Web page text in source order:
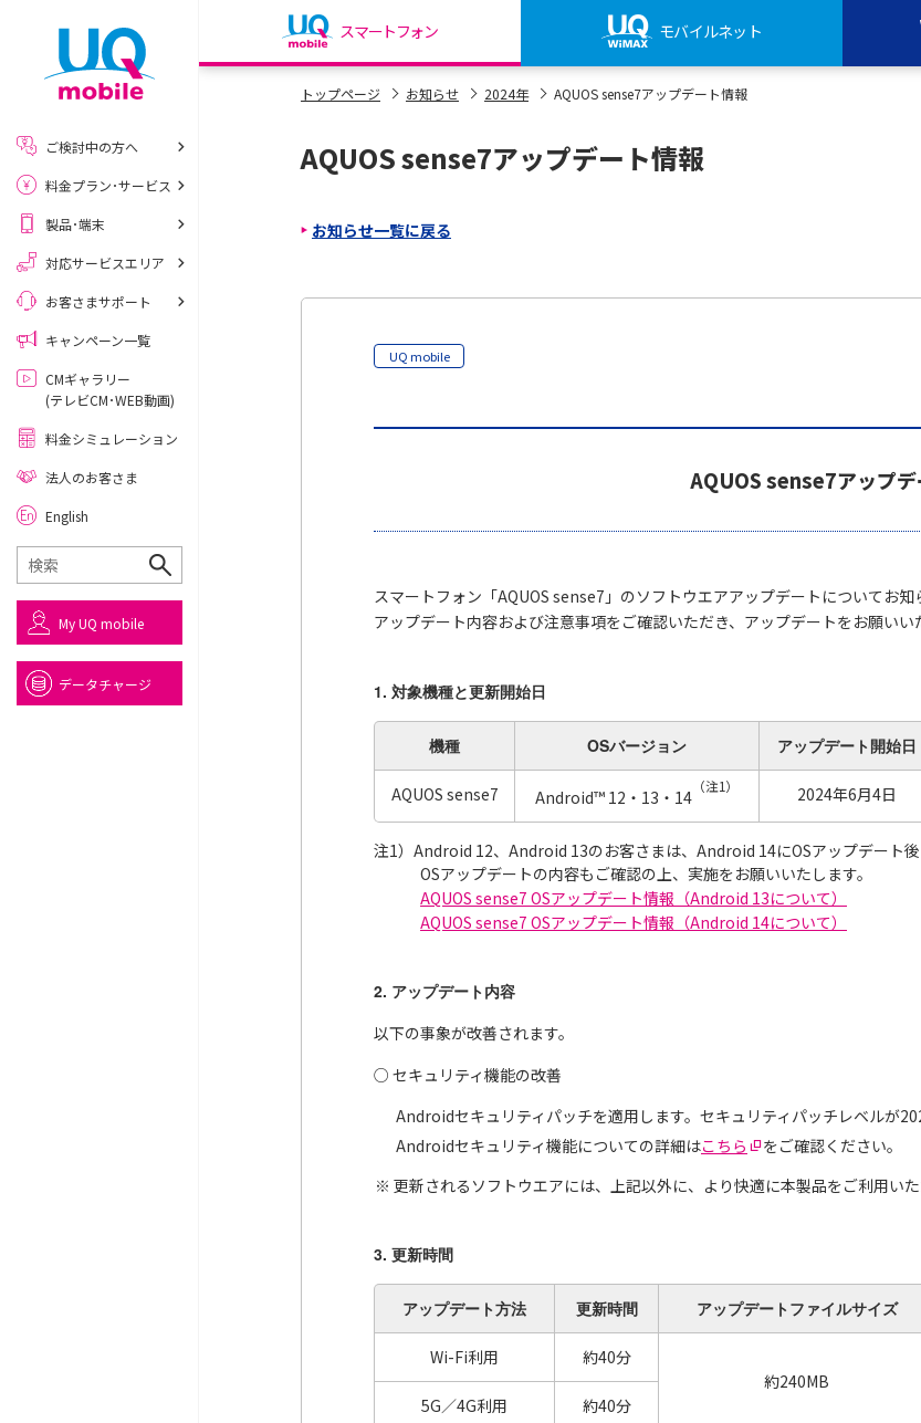
スマートフォン モバイルネット
my UQ WiMAX
My UQ mobile
UQ mobile
トップページ お知らせ 2024年 AQUOS sense7アップデート情報
AQUOS sense7アップデート情報
お知らせ一覧に戻る
UQ mobile
AQUOS sense7アップ
スマートフォン「AQUOS sense7」のソフトウエアアップデートについてお知
アップデート内容および注意事項をご確認いただき、アップデートをお願いい
1. 対象機種と更新開始日
機種 OSバージョン アップデート 開始日
AQUOS sense7 Android™ 12・13・14
（注1） 2024年6月4日
注1）Android 12、Android 13のお客さまは、Android 14にOSアップデート後
OSアップデートの内容もご確認の上、実施をお願いいたします。
AQUOS sense7 OSアップデート情報（Android 13について）
AQUOS sense7 OSアップデート情報（Android 14について）
2. アップデート内容
以下の事象が改善されます。
○ セキュリティ機能の改善
Androidセキュリティパッチを適用します。セキュリティパッチレベルが
Androidセキュリティ機能についての詳細はこちら
をご確認ください。
更新されるソフトウエアには、上記以外に、より快適に本製品をご利用い
3. 更新時間
アップデート方法 更新時間 アップデート ファイルサイズ
Wi-Fi利用
約40分
約240MB
5G／4G利用
約40分
ご検討中の方へ
料金プラン･サービス
製品･端末
対応サービスエリア
お客さまサポート
キャンペーン一覧
CMギャラリー
(テレビCM･WEB動画)
料金シミュレーション
法人のお客さま
English
My UQ mobile
データチャージ